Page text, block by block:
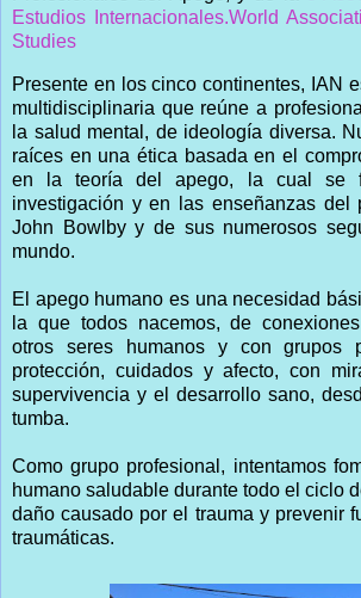
Estudios Internacionales.World
Studies
Presente en los cinco continentes, IAN
multidisciplinaria que reúne a
la salud mental, de ideología diversa.
raíces en una ética basada en el
en la teoría del apego, la cual se
investigación y en las enseñanzas del
John Bowlby y de sus numerosos
mundo.
El apego humano es una necesidad
la que todos nacemos, de
otros seres humanos y con grupos
protección, cuidados y afecto, con
supervivencia y el desarrollo sano,
tumba.
Como grupo profesional, intentamos
humano saludable durante todo el ciclo
daño causado por el trauma y prevenir
traumáticas.